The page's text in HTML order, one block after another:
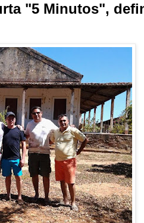
"5 Minutos",